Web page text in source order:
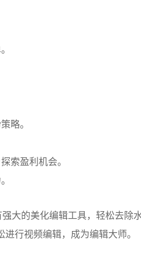
略。
索盈利机会。
大的美化编辑工具，轻松去除
行视频编辑，成为编辑大师。